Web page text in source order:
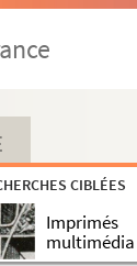
CIBLÉES
Imprimés
multimédia